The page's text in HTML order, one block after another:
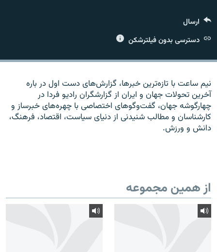
زبان‌های دیگر
ارسال
دسترسی بدون فیلترشکن
نیم ساعت با تازه‌ترین خبرها، گزارش‌های دست اول در باره
آخرین تحولات جهان و ایران از گزارشگران رادیو فردا در
چهارگوشه جهان، گفت‌وگوهای اختصاصی با چهره‌های خبرساز و
کارشناسان و مطالب شنیدنی از دنیای سیاست، اقتصاد، فرهنگ،
دانش و ورزش.
از همین مجموعه